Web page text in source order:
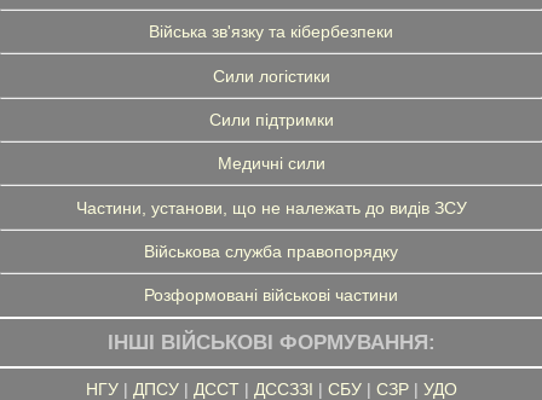
Війська зв'язку та кібербезпеки
Сили логістики
Сили підтримки
Медичні сили
Частини, установи, що не належать до видів ЗСУ
Військова служба правопорядку
Розформовані військові частини
ІНШІ ВІЙСЬКОВІ ФОРМУВАННЯ:
НГУ| ДПСУ| ДССТ| ДССЗЗІ | СБУ| СЗР| УДО